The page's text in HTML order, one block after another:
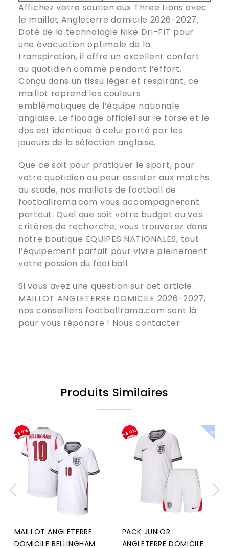
Affichez votre soutien aux Three Lions avec
le maillot Angleterre domicile 2026-2027.
Doté de la technologie Nike Dri-FIT pour
une évacuation optimale de la
transpiration, il offre un excellent confort
au quotidien comme pendant l’effort.
Conçu dans un tissu léger et respirant, ce
maillot reprend les couleurs
emblématiques de l’équipe nationale
anglaise. Le flocage officiel sur le torse et le
dos est identique à celui porté par les
joueurs de la sélection anglaise.
Que ce soit pour pratiquer le sport, pour
votre quotidien ou pour assister aux matchs
au stade, nos maillots de football de
footballrama.com vous accompagneront
partout. Quel que soit votre budget ou vos
critères de recherche, vous trouverez dans
notre boutique EQUIPES NATIONALES, tout
l’équipement parfait pour vivre pleinement
votre passion du football.
Si vous avez une question sur cet article :
MAILLOT ANGLETERRE DOMICILE 2026-2027,
nos conseillers footballrama.com sont là
pour vous répondre ! Nous contacter
Produits Similaires
-50%
MAILLOT ANGLETERRE
DOMICILE BELLINGHAM
-50%
PACK JUNIOR
ANGLETERRE DOMICILE